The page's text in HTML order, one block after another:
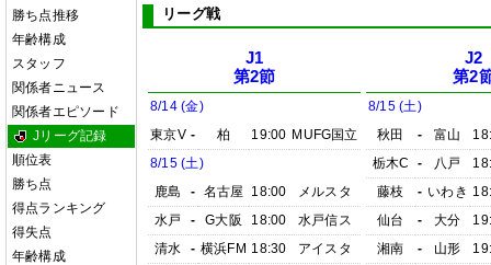
勝ち点推移
年齢構成
スタッフ
関係者ニュース
関係者エピソード
Jリーグ記録
順位表
勝ち点
得点ランキング
得失点
年齢構成
リーグ戦
J1
第2節
8/14 (金)
東京V - 柏 19:00 MUFG国立
8/15 (土)
鹿島
- 名古屋 18:00
メルスタ
水戸
- G大阪 18:00
水戸信ス
清水
- 横浜FM 18:30
アイスタ
J2
第2
8/15 (土)
秋田
- 富山
栃木C
- 八戸
藤枝
- いわき
仙台
- 大分
湘南
- 山形